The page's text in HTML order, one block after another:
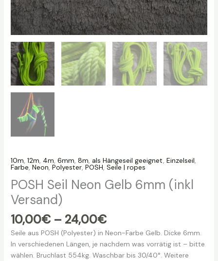
10m, 12m, 4m, 6mm, 8m, als Hängeseil geeignet, Einzelseil,
Farbe, Neon, Polyester, POSH, Seile | ropes
POSH Seil Neon Gelb 6mm (inkl
Versand)
10,00€ – 24,00€Preisspanne:
10,00€
bis
24,00€
Seile aus POSH (Polyester) in Neon-Farbe Gelb. Dicke 6mm.
In verschiedenen Längen, je nachdem was vorrätig ist – bitte
wählen. Bruchlast 554kg. Waschbar bis 30/40°. Weitere